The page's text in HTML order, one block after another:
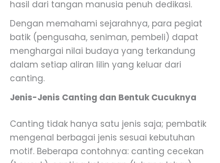
hasil dari tangan manusia penuh dedikasi.
Dengan memahami sejarahnya, para pegiat
batik (pengusaha, seniman, pembeli) dapat
menghargai nilai budaya yang terkandung
dalam setiap aliran lilin yang keluar dari
canting.
Jenis-Jenis Canting dan Bentuk Cucuknya
Canting tidak hanya satu jenis saja; pembatik
mengenal berbagai jenis sesuai kebutuhan
motif. Beberapa contohnya: canting cecekan